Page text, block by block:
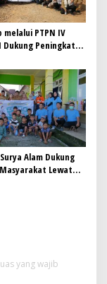
melalui PTPN IV
Dukung Peningkatan
Lewat Pelatihan
di Way Kanan
Alam Dukung
Lewat
yang wajib